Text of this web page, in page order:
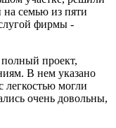
на семью из пяти
фирмы -
проект,
В нем указано
легкостью могли
очень довольны,